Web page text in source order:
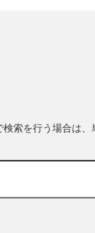
索を行う場合は